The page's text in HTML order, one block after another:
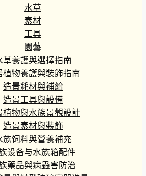
水草
素材
工具
園藝
草養護與選擇指南
植物養護與裝飾指南
造景耗材與補給
造景工具與設備
植物與水族景觀設計
造景素材與裝飾
族饲料與營養補充
设备与水族箱配件
藥品與病蟲害防治